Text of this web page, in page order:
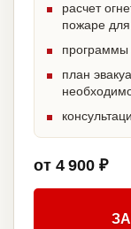
расчет
пожаре для
программы
план
от 4 900 ₽